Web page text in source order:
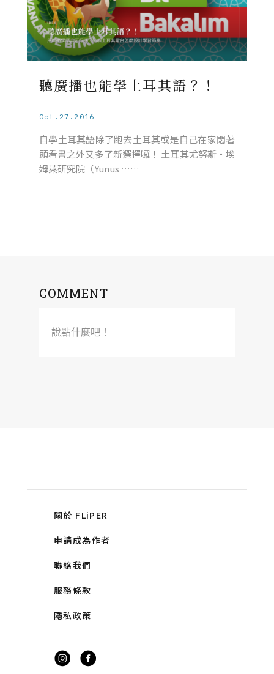
聽廣播也能學土耳其語？！
Oct.27.2016
自學土耳其語除了跑去土耳其或是自己在家悶著
頭看書之外又多了新選擇囉！ 土耳其尤努斯‧埃
姆萊研究院（Yunus ……
COMMENT
說點什麼吧！
關於 FLiPER
申請成為作者
聯絡我們
服務條款
隱私政策